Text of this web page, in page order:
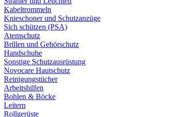
Kabeltrommeln
Knieschoner und Schutzanzüge
Sich schützen (PSA)
Atemschutz
Brillen und Gehörschutz
Handschuhe
Sonstige Schutzausrüstung
Novocare Hautschutz
Reinigungstücher
Arbeitshilfen
Bohlen & Böcke
Leitern
Rollgerüste